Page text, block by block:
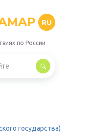
RU
по России
государства)